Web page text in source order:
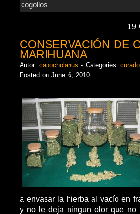
cogollos
19
CONSERVACIÓN DE
MARIHUANA
Autor:capocholanus - Categories: curado
Posted on June 6, 2010
a envasar la hierba al vacío en
y no le deja ningun olor que no